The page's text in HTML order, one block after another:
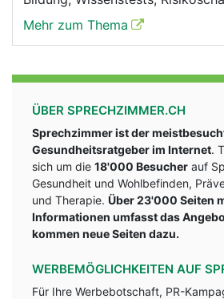
Mehr zum Thema
ÜBER SPRECHZIMMER.CH
Sprechzimmer ist der
Gesundheitsratgeber im Internet.
sich um die 18'000 Besucher auf
Gesundheit und Wohlbefinden,
und Therapie. Über 23'000 Seiten
Informationen umfasst das
kommen neue Seiten dazu.
WERBEMÖGLICHKEITEN AUF
Für Ihre Werbebotschaft, PR-